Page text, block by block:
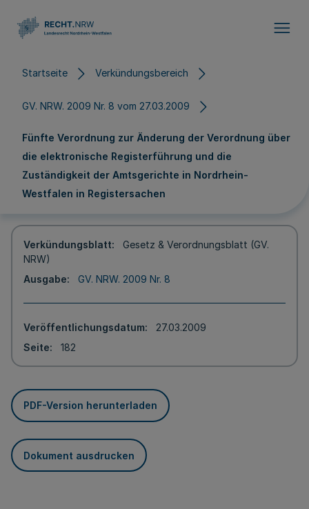
Startseite Verkündungsbereich
GV. NRW. 2009 Nr. 8 vom 27.03.2009
Fünfte Verordnung zur Änderung der Verordnung über
die elektronische Registerführung und die
Zuständigkeit der Amtsgerichte in Nordrhein-
Westfalen in Registersachen
Verkündungsblatt
Gesetz & Verordnungsblatt (GV.
NRW)
Ausgabe
GV. NRW. 2009 Nr. 8
Veröffentlichungsdatum
27.03.2009
Seite
182
PDF-Version herunterladen
Dokument ausdrucken